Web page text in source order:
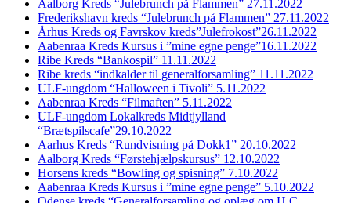
Aalborg Kreds “Julebrunch på Flammen” 27.11.2022
Frederikshavn kreds “Julebrunch på Flammen” 27.11.2022
Århus Kreds og Favrskov kreds”Julefrokost”26.11.2022
Aabenraa Kreds Kursus i ”mine egne penge”16.11.2022
Ribe Kreds “Bankospil” 11.11.2022
Ribe kreds “indkalder til generalforsamling” 11.11.2022
ULF-ungdom “Halloween i Tivoli” 5.11.2022
Aabenraa Kreds “Filmaften” 5.11.2022
ULF-ungdom Lokalkreds Midtjylland
“Brætspilscafe”29.10.2022
Aarhus Kreds “Rundvisning på Dokk1” 20.10.2022
Aalborg Kreds “Førstehjælpskursus” 12.10.2022
Horsens kreds “Bowling og spisning” 7.10.2022
Aabenraa Kreds Kursus i ”mine egne penge” 5.10.2022